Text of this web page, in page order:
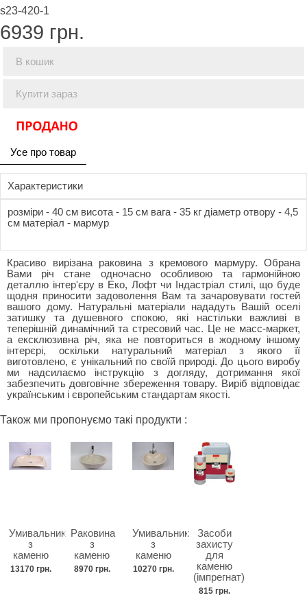
s23-420-1
6939 грн.
В кошик
Купити зараз
Усе про товар
Характеристики
розміри - 40 см висота - 15 см вага - 35 кг діаметр отвору - 4,5
см матеріал - мармур
Красиво вирізана раковина з кремового мармуру. Обрана
Вами річ стане одночасно особливою та гармонійною
деталлю інтер'єру в Еко, Лофт чи Індастріал стилі, що буде
щодня приносити задоволення Вам та зачаровувати гостей
вашого дому. Натуральні матеріали нададуть Вашій оселі
затишку та душевного спокою, які настільки важливі в
теперішній динамічний та стресовий час. Це не масс-маркет,
а ексклюзивна річ, яка не повториться в жодному іншому
інтерєрі, оскільки натуральний матеріал з якого її
виготовлено, є унікальний по своїй природі. До цього виробу
ми надсилаємо інструкцію з догляду, дотримання якої
забезпечить довговічне збереження товару. Виріб відповідає
українським і європейським стандартам якості.
Також ми пропонуємо такі продукти :
Умивальник
з
каменю
13170 грн.
Раковина
з
каменю
8970 грн.
Умивальник
з
каменю
10270 грн.
Засоби
захисту
для
каменю
(імпрегнат)
815 грн.